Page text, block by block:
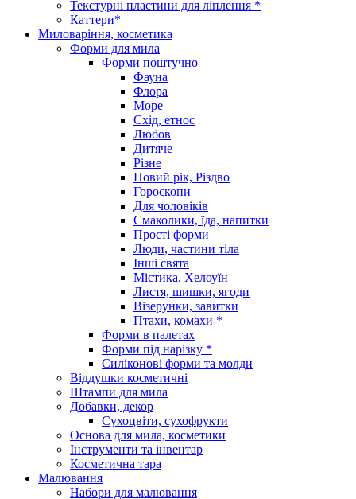
Текстурні пластини для ліплення *
Каттери*
Миловаріння, косметика
Форми для мила
Форми поштучно
Фауна
Флора
Море
Схід, етнос
Любов
Дитяче
Різне
Новий рік, Різдво
Гороскопи
Для чоловіків
Смаколики, їда, напитки
Прості форми
Люди, частини тіла
Інші свята
Містика, Хелоуїн
Листя, шишки, ягоди
Візерунки, завитки
Птахи, комахи *
Форми в палетах
Форми під нарізку *
Силіконові форми та молди
Віддушки косметичні
Штампи для мила
Добавки, декор
Сухоцвіти, сухофрукти
Основа для мила, косметики
Інструменти та інвентар
Косметична тара
Малювання
Набори для малювання